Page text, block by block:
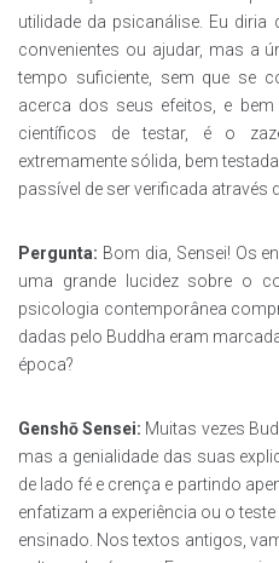
utilidade da psicanálise. Eu
convenientes ou ajudar, mas a
tempo suficiente, sem que se
acerca dos seus efeitos, e
científicos de testar, é o
extremamente sólida, bem
passível de ser verificada através
Pergunta: Bom dia, Sensei! Os
uma grande lucidez sobre o
psicologia contemporânea
dadas pelo Buddha eram
época?
Genshō Sensei: Muitas vezes
mas a genialidade das suas
de lado fé e crença e partindo
enfatizam a experiência ou o
ensinado. Nos textos antigos,